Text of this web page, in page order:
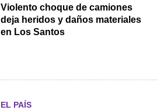
Violento choque de camiones
deja heridos y daños materiales
en Los Santos
EL PAÍS